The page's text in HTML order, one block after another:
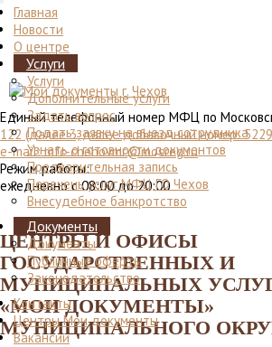
Единый телефонный номер МФЦ по
122 (далее 3, далее добавочный номер:
e-mail:mfc-chehovmr@mosreg.ru
Режим работы:
ежедневно с 08:00 до 20:00
ЦЕНТРЫ И ОФИСЫ
ГОСУДАРСТВЕННЫХ И
МУНИЦИПАЛЬНЫХ
«МОИ ДОКУМЕНТЫ»
МУНИЦИПАЛЬНОГО
Главная
Новости
О центре
Услуги
Услуги
Дополнительные услуги
Задать вопрос
Подать заявку на выезд сотрудника
Узнать о готовности документов
Предварительная запись
Перечень услуг МФЦ ГО Чехов
Внесудебное банкротство
Документы
Документы
Публичные оферты
Законодательство
Контакты
Центры Мои документы
Вакансии